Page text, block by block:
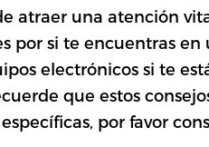
atraer una atención
por si te encuentras
electrónicos si te
que estos
por favor